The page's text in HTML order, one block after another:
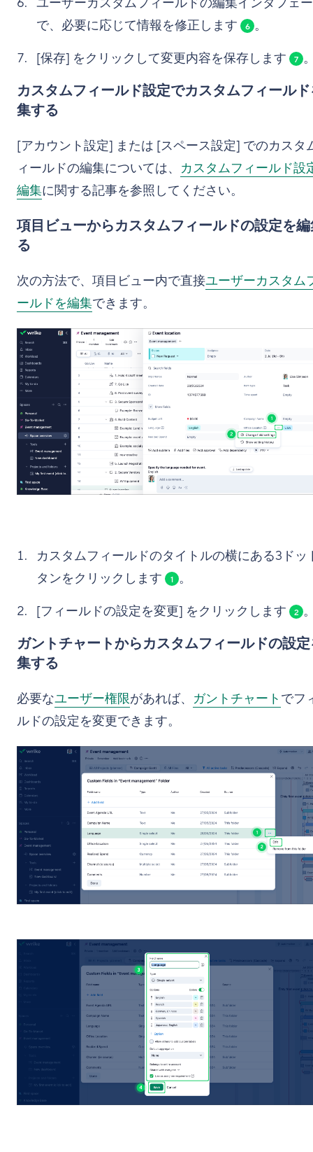
で、必要に応じて情報を修正します
6 。
[保存] をクリックして変更内容を保存します
7
カスタムフィールド設定でカスタムフィール
集する
[アカウント設定] または [スペース設定] でのカスタ
ィールドの編集については、 カスタムフィールド設
編集に関する記事を参照してください。
項目ビューからカスタムフィールドの設定を
る
次の方法で、項目ビュー内で直接ユーザーカスタム
ールドを編集できます。
カスタムフィールドのタイトルの横にある3ドッ
タンをクリックします
1 。
[フィールドの設定を変更] をクリックします
2
ガントチャートからカスタムフィールドの設
集する
必要なユーザー権限があれば、 ガントチャート でフ
ルドの設定を変更できます。